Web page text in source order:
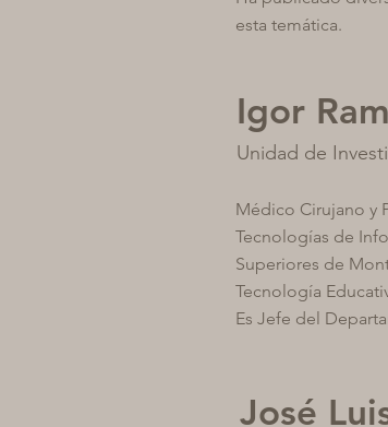
esta temática.
Unidad de
Igor
Médico Cirujano y
Tecnologías de
Superiores de
Tecnología
Es Jefe del
José